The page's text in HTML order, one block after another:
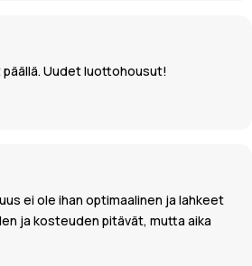
Uudet luottohousut!
ei ole ihan optimaalinen ja lahkeet
ja kosteuden pitävät, mutta aika